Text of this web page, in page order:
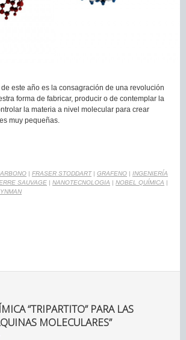
este año es la consagración de una revolución
forma de fabricar, producir o de contemplar la
la materia a nivel molecular para crear
muy pequeñas.
| FRASER STODDART| GRAFENO | INGENIERÍA
SAUVAGE | NANOTECNOLOGIA | NOBEL QUÍMICA |
“TRIPARTITO” PARA LAS
MOLECULARES”